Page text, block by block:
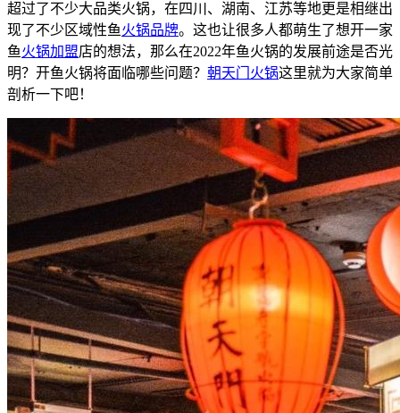
超过了不少大品类火锅，在四川、湖南、江苏等地更是相继出
现了不少区域性鱼火锅品牌。这也让很多人都萌生了想开一家
鱼火锅加盟店的想法，那么在2022年鱼火锅的发展前途是否光
明？开鱼火锅将面临哪些问题？ 朝天门火锅这里就为大家简单
剖析一下吧！